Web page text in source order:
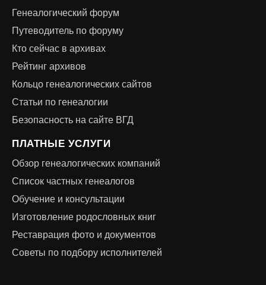
Генеалогический форум
Путеводитель по форуму
Кто сейчас в архивах
Рейтинг архивов
Кольцо генеалогических сайтов
Статьи по генеалогии
Безопасность на сайте ВГД
ПЛАТНЫЕ УСЛУГИ
Обзор генеалогических компаний
Список частных генеалогов
Обучение и консультации
Изготовление родословных книг
Реставрация фото и документов
Советы по подбору исполнителей